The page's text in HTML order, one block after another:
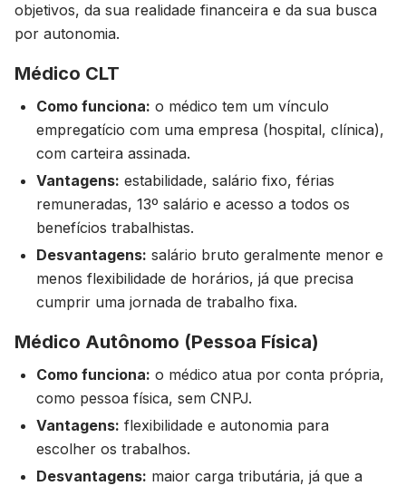
objetivos, da sua realidade financeira e da sua busca
por autonomia.
Médico CLT
Como funciona: o médico tem um vínculo
empregatício com uma empresa (hospital, clínica),
com carteira assinada.
Vantagens: estabilidade, salário fixo, férias
remuneradas, 13º salário e acesso a todos os
benefícios trabalhistas.
Desvantagens: salário bruto geralmente menor e
menos flexibilidade de horários, já que precisa
cumprir uma jornada de trabalho fixa.
Médico Autônomo (Pessoa Física)
Como funciona: o médico atua por conta própria,
como pessoa física, sem CNPJ.
Vantagens: flexibilidade e autonomia para
escolher os trabalhos.
Desvantagens: maior carga tributária, já que a